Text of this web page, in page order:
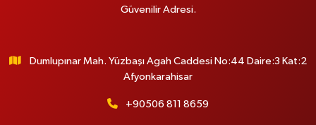
Güvenilir Adresi.
Dumlupınar Mah. Yüzbaşı Agah Caddesi No:44 Daire:3 Kat:2
Afyonkarahisar
+90506 811 8659